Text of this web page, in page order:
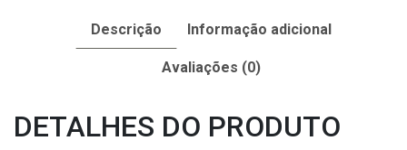
Descrição Informação adicional
Avaliações (0)
DETALHES DO PRODUTO